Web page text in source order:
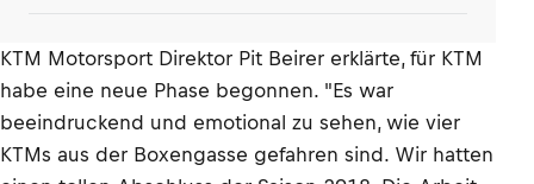
KTM Motorsport Direktor Pit Beirer erklärte, für KTM
habe eine neue Phase begonnen. "Es war
beeindruckend und emotional zu sehen, wie vier
KTMs aus der Boxengasse gefahren sind. Wir hatten